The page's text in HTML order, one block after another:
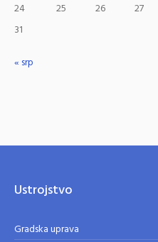
24
25 26 27
31
« srp
Ustrojstvo
Gradska uprava